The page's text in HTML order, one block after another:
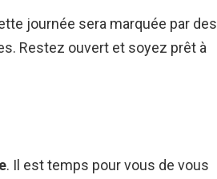
journée sera marquée par des
Restez ouvert et soyez prêt à
. Il est temps pour vous de vous